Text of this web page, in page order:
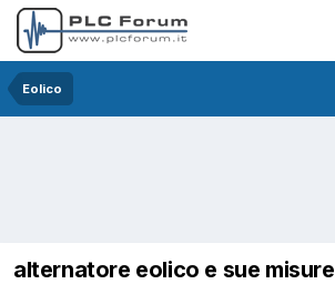
Eolico
alternatore eolico e sue misure